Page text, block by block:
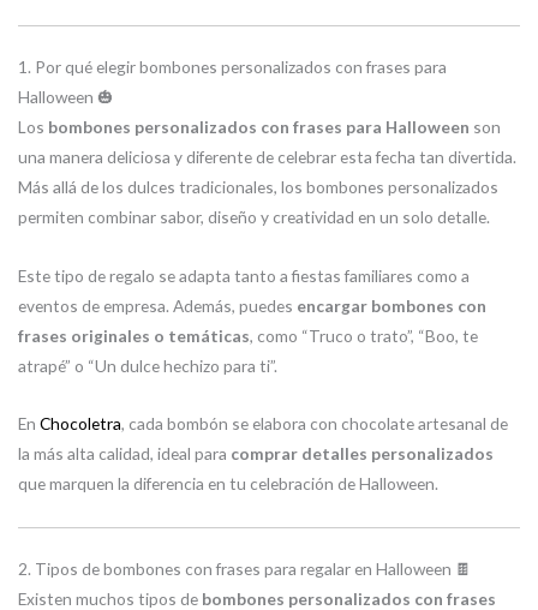
1. Por qué elegir bombones personalizados con frases para
Halloween 🎃
Los bombones personalizados con frases para Halloween son
una manera deliciosa y diferente de celebrar esta fecha tan divertida.
Más allá de los dulces tradicionales, los bombones personalizados
permiten combinar sabor, diseño y creatividad en un solo detalle.
Este tipo de regalo se adapta tanto a fiestas familiares como a
eventos de empresa. Además, puedes encargar bombones con
frases originales o temáticas, como “Truco o trato”, “Boo, te
atrapé” o “Un dulce hechizo para ti”.
En Chocoletra, cada bombón se elabora con chocolate artesanal de
la más alta calidad, ideal para comprar detalles personalizados
que marquen la diferencia en tu celebración de Halloween.
2. Tipos de bombones con frases para regalar en Halloween 🍫
Existen muchos tipos de bombones personalizados con frases